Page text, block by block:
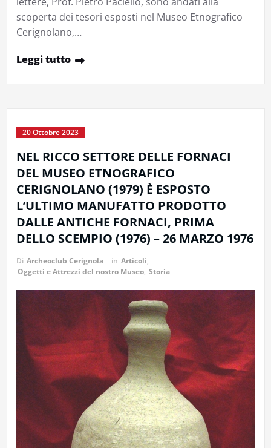
scoperta dei tesori esposti nel Museo Etnografico
Cerignolano,…
Leggi tutto
20 Ottobre 2023
NEL RICCO SETTORE DELLE FORNACI
DEL MUSEO ETNOGRAFICO
CERIGNOLANO (1979) È ESPOSTO
L’ULTIMO MANUFATTO PRODOTTO
DALLE ANTICHE FORNACI, PRIMA
DELLO SCEMPIO (1976) – 26 MARZO 1976
Di Archeoclub Cerignola in Articoli,
Oggetti e Attrezzi del nostro Museo, Storia